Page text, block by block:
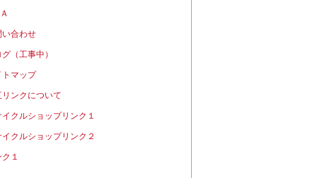
い合わせ
（工事中）
トマップ
リンクについて
クルショップリンク１
クルショップリンク２
１